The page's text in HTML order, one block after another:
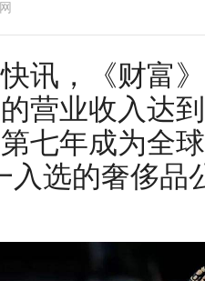
，《财富》
营业收入达
七年成为全
入选的奢侈品